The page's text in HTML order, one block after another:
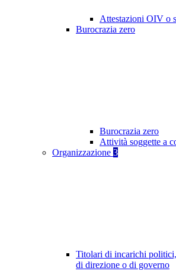
Attestazioni OIV o
Burocrazia zero
Burocrazia zero
Attività soggette a
Organizzazione 3
Titolari di incarichi
di direzione o di governo